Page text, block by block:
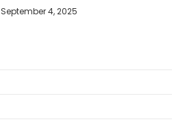
September 4, 2025